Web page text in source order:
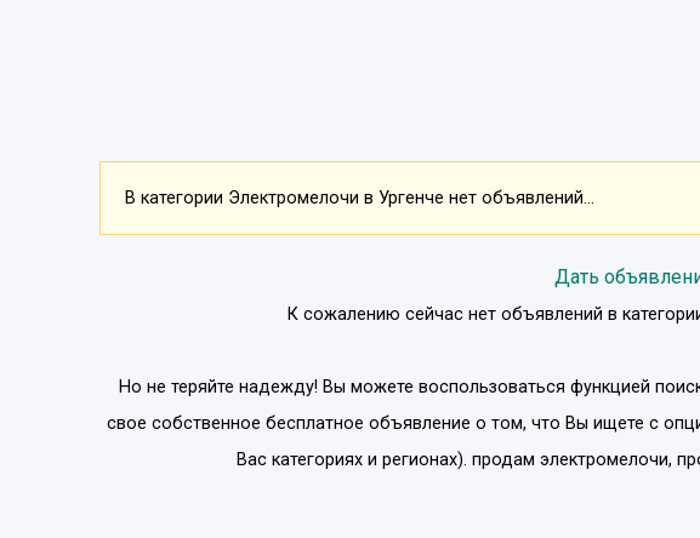
В категории Электромелочи в Ургенче нет объявлений...
Дать
К сожалению сейчас нет объявлений в
Но не теряйте надежду! Вы можете воспользоваться функцией
свое собственное бесплатное объявление о том, что Вы ищете с
Вас категориях и регионах). продам электромелочи,